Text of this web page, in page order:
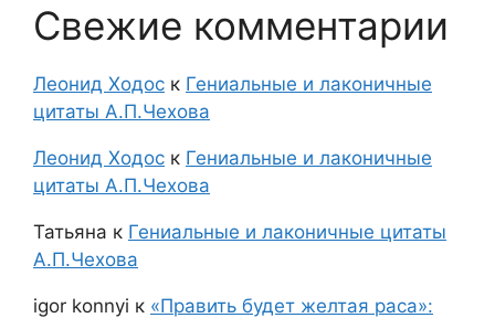
Свежие комментарии
Леонид Ходос к Гениальные и лаконичные
цитаты А.П.Чехова
Леонид Ходос к Гениальные и лаконичные
цитаты А.П.Чехова
Татьяна к Гениальные и лаконичные цитаты
А.П.Чехова
igor konnyi к «Править будет желтая раса»: